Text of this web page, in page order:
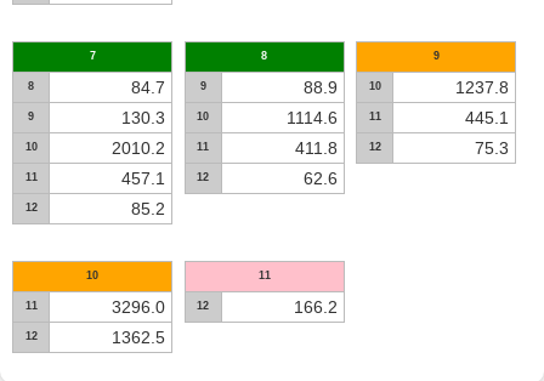
7
8 84.7
9 130.3
10 2010.2
11 457.1
12 85.2
8
9 88.9
10 1114.6
11 411.8
12 62.6
9
10 1237.8
11 445.1
12 75.3
10
11 3296.0
12 1362.5
11
12 166.2